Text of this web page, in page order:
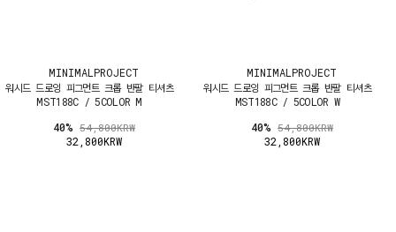
MINIMALPROJECT
워시드 드로잉 피그먼트 크롭 반팔 티셔츠
MST188C / 5COLOR M
40% 54,800KRW
32,800KRW
MINIMALPROJECT
워시드 드로잉 피그먼트 크롭 반팔 티셔츠
MST188C / 5COLOR W
40% 54,800KRW
32,800KRW